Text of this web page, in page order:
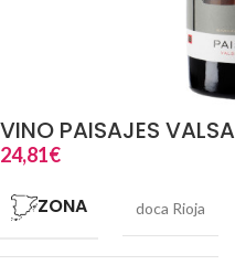
VINO PAISAJES
24,81€
ZONA doca Rioja